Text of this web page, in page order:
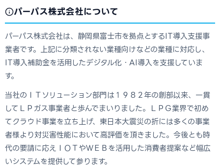
パーパス株式会社について
パーパス株式会社は、静岡県富士市を拠点とするIT導入支援事
業者です。上記に分類されない業種向けなどの業種に対応し、
IT導入補助金を活用したデジタル化・AI導入を支援していま
す。
当社のＩＴソリューション部門は１９８２年の創部以来、一貫
してＬＰガス事業者と歩んでまいりました。ＬＰＧ業界で初め
てクラウド事業を立ち上げ、東日本大震災の折には多くの事業
者様より対災害性能において高評価を頂きました。今後とも時
代の要請に応えＩＯＴやＷＥＢを活用した消費者提案など幅広
いシステムを提供して参ります。